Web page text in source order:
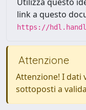
link a questo
https://
Attenzione
Attenzione! I dati
sottoposti a